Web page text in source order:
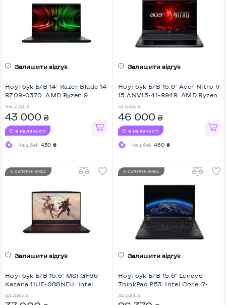
Залишити відгук
Ноутбук Б/В 14" Razer Blade 14
RZ09-0370: AMD Ryzen 9
IPS, Key Light
46 739 ₴
43 000 ₴
Є в наявності
Кешбек 430 ₴
Залишити відгук
Ноутбук Б/В 15.6" Acer Nitro V
15 ANV15-41-R94R: AMD Ryzen
IPS, Full HD, Key Light
51 685 ₴
46 000 ₴
Є в наявності
Кешбек 460 ₴
% СУПЕРЗНИЖКА
Залишити відгук
Ноутбук Б/В 15.6" MSI GF66
Katana 11UE-088NEU: Intel
53 380 ₴
% СУПЕРЗНИЖКА
Залишити відгук
Ноутбук Б/В 15.6" Lenovo
ThinkPad P53: Intel Core i7-
31 024 ₴